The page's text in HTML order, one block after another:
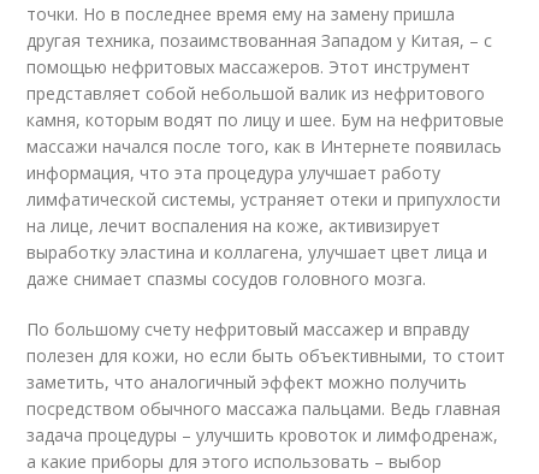
точки. Но в последнее время ему на замену пришла
другая техника, позаимствованная Западом у Китая, – с
помощью нефритовых массажеров. Этот инструмент
представляет собой небольшой валик из нефритового
камня, которым водят по лицу и шее. Бум на нефритовые
массажи начался после того, как в Интернете появилась
информация, что эта процедура улучшает работу
лимфатической системы, устраняет отеки и припухлости
на лице, лечит воспаления на коже, активизирует
выработку эластина и коллагена, улучшает цвет лица и
даже снимает спазмы сосудов головного мозга.
По большому счету нефритовый массажер и вправду
полезен для кожи, но если быть объективными, то стоит
заметить, что аналогичный эффект можно получить
посредством обычного массажа пальцами. Ведь главная
задача процедуры – улучшить кровоток и лимфодренаж,
а какие приборы для этого использовать – выбор